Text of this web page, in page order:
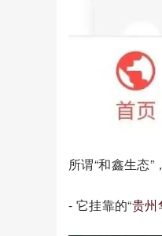
所谓“和鑫生态
- 它挂靠的“贵州